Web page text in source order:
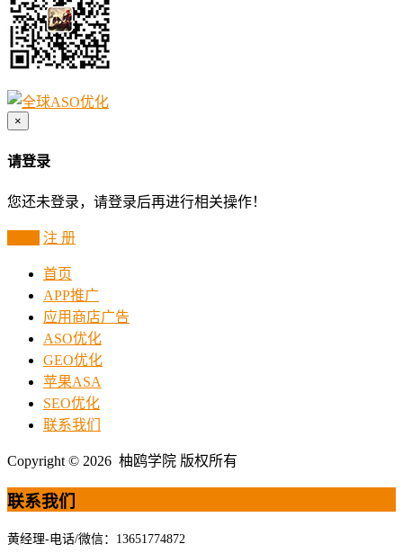
×
请登录
您还未登录，请登录后再进行相关操作！
注 册
首页
APP推广
应用商店广告
ASO优化
GEO优化
苹果ASA
SEO优化
联系我们
Copyright © 2026 柚鸥学院 版权所有
联系我们
黄经理-电话/微信：13651774872